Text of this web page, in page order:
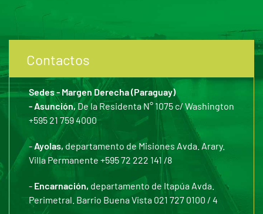
Contactos
Sedes - Margen Derecha (Paraguay)
- Asunción,De la Residenta N° 1075 c/ Washington
+595 21 759 4000
- Ayolas, departamento de Misiones Avda. Arary.
Villa Permanente +595 72 222 141 /8
- Encarnación, departamento de Itapúa Avda.
Perimetral. Barrio Buena Vista 021 727 0100 / 4